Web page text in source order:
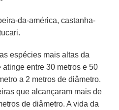
da-américa, castanha-
espécies mais altas da
entre 30 metros e 50
a 2 metros de diâmetro.
que alcançaram mais de
de diâmetro. A vida da